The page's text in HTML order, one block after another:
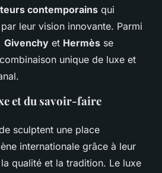
contemporains qui
leur vision innovante. Parmi
Givenchy et Hermès se
unique de luxe et
et du savoir-faire
sculptent une place
internationale grâce à leur
qualité et la tradition. Le luxe